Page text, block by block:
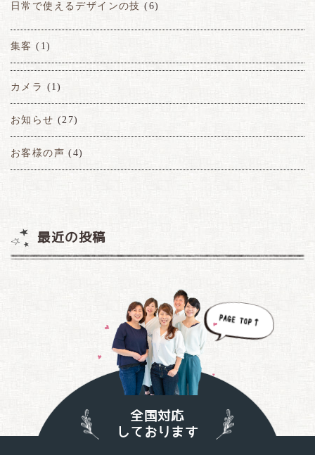
日常で使えるデザインの技 (6)
集客 (1)
カメラ (1)
お知らせ (27)
お客様の声 (4)
最近の投稿
全国対応
しております